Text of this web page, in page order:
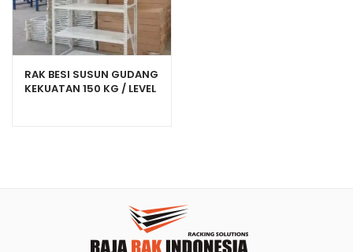
RAK BESI SUSUN GUDANG
KEKUATAN 150 KG / LEVEL